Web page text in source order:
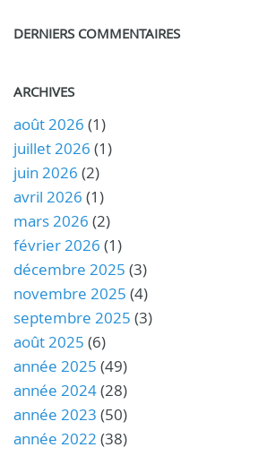
DERNIERS COMMENTAIRES
ARCHIVES
août 2026 (1)
juillet 2026 (1)
juin 2026 (2)
avril 2026 (1)
mars 2026 (2)
février 2026 (1)
décembre 2025 (3)
novembre 2025 (4)
septembre 2025 (3)
août 2025 (6)
année 2025 (49)
année 2024(28)
année 2023 (50)
année 2022 (38)